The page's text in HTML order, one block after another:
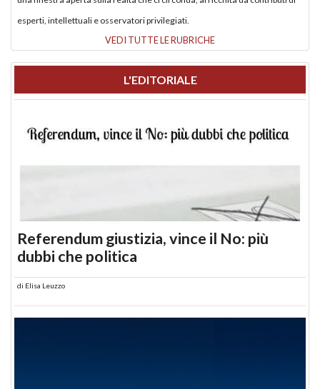
esperti, intellettuali e osservatori privilegiati.
VEDI TUTTE LE RUBRICHE
L'EDITORIALE
Referendum giustizia, vince il No: più
dubbi che politica
di Elisa Leuzzo